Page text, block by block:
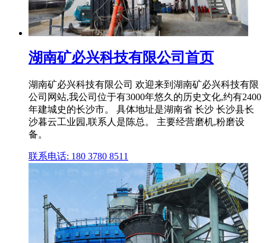
湖南矿必兴科技有限公司首页
湖南矿必兴科技有限公司 欢迎来到湖南矿必兴科技有限
公司网站,我公司位于有3000年悠久的历史文化,约有2400
年建城史的长沙市。 具体地址是湖南省 长沙 长沙县长
沙暮云工业园,联系人是陈总。 主要经营磨机,粉磨设
备。
联系电话: 180 3780 8511